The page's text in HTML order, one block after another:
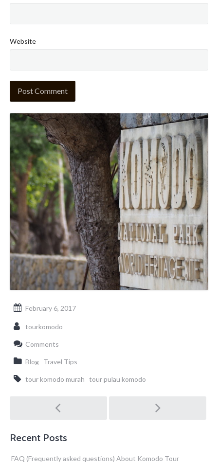
Website
February 6, 2017
tourkomodo
Comments
Blog Travel Tips
tour komodo murah tour pulau komodo
Post
navigation
Recent Posts
FAQ (Frequently asked questions) About Komodo Tour